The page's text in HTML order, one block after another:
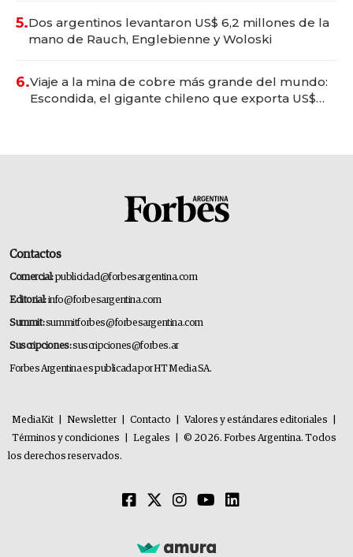
5.Dos argentinos levantaron US$ 6,2 millones de la
mano de Rauch, Englebienne y Woloski
6.Viaje a la mina de cobre más grande del mundo:
Escondida, el gigante chileno que exporta US$
Contactos
Comercial:publicidad@forbesargentina.com
Editorial:info@forbesargentina.com
Summit:summitforbes@forbesargentina.com
Suscripciones:suscripciones@forbes.ar
Forbes Argentina es publicada por HT Media SA.
MediaKit Newsletter Contacto Valores y estándares editoriales
Términos y condiciones
Legales
© 2026. Forbes Argentina. Todos
los derechos reservados.